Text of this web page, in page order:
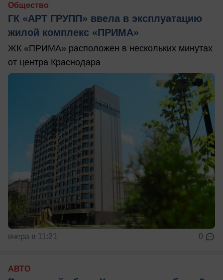
Общество
ГК «АРТ ГРУПП» ввела в эксплуатацию
жилой комплекс «ПРИМА»
ЖК «ПРИМА» расположен в нескольких минутах
от центра Краснодара
вчера в 11:21 0
АВТО